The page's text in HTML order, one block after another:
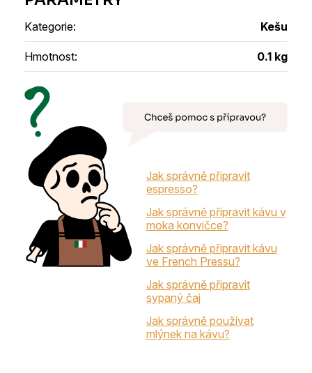
Kategorie: Kešu
Hmotnost: 0.1 kg
Jak správně připravit
espresso?
Jak správně připravit kávu v
moka konvičce?
Jak správně připravit kávu
ve French Pressu?
Jak správně připravit
sypaný čaj
Jak správně používat
mlýnek na kávu?